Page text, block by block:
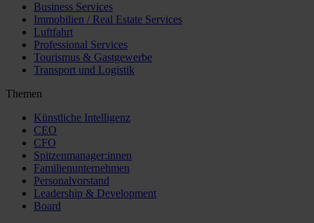
Business Services
Immobilien / Real Estate Services
Luftfahrt
Professional Services
Tourismus & Gastgewerbe
Transport und Logistik
Themen
Künstliche Intelligenz
CEO
CFO
Spitzenmanager:innen
Familienunternehmen
Personalvorstand
Leadership & Development
Board